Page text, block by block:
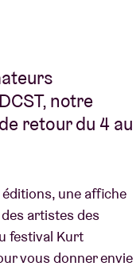
notre
retour du 4 au
une affiche
artistes des
festival Kurt
vous donner envie